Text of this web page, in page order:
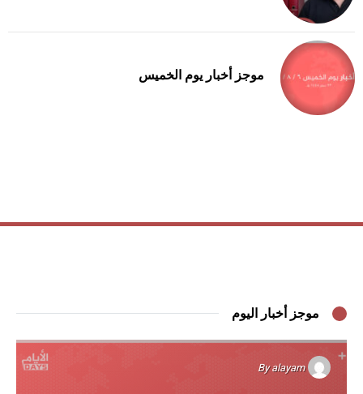
موجز أخبار يوم الخميس
موجز أخبار اليوم
Byalayam